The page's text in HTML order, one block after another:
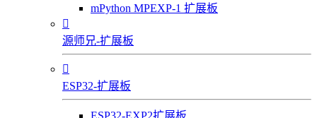
mPython MPEXP-1 扩展板

源师兄-扩展板

ESP32-扩展板